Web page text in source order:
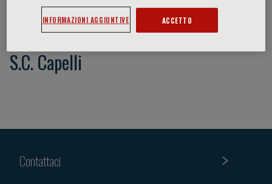
S.C. Capelli
Contattaci
INFORMAZIONI AGGIUNTIVE ACCETTO